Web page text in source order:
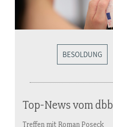
BESOLDUNG
Top-News vom dbb
Treffen mit Roman Poseck